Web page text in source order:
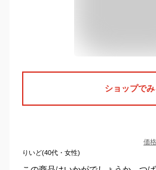
ショップでみ
価
りいど(40代・女性)